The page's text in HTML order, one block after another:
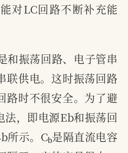
对LC回路不断补充能
b 和振荡回路、电子管串
联供电。这时振荡回路
路时不很安全。为了避
法，即电源Eb和振荡回
所示。Cb是隔直流电容